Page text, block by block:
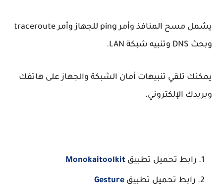
يشمل مسح المنافذ وأمر ping للجهاز وأمر traceroute
وبحث DNS وتنبيه شبكة LAN.
يمكنك تلقي تنبيهات أمان الشبكة والجهاز على هاتفك
وبريدك الإلكتروني.
رابط تحميل تطبيق Monokaitoolkit
رابط تحميل تطبيق Gesture